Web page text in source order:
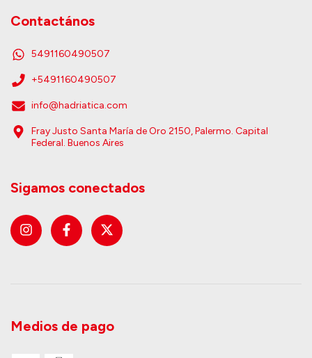
Contactános
5491160490507
+5491160490507
info@hadriatica.com
Fray Justo Santa María de Oro 2150, Palermo. Capital
Federal. Buenos Aires
Sigamos conectados
Medios de pago